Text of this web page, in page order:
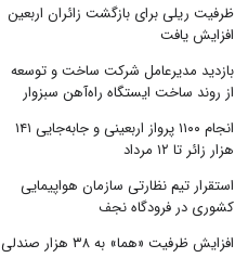
ظرفیت ریلی برای بازگشت زائران اربعین
افزایش یافت
بازدید مدیرعامل شرکت ساخت و توسعه
از روند ساخت ایستگاه راه‌آهن سبزوار
انجام ۱۱۰۰ پرواز اربعینی و جابه‌جایی ۱۴۱
هزار زائر تا ۱۲ مرداد
استقرار تیم‌ نظارتی سازمان هواپیمایی
کشوری در فرودگاه نجف
افزایش ظرفیت «هما» به ۳۸ هزار صندلی